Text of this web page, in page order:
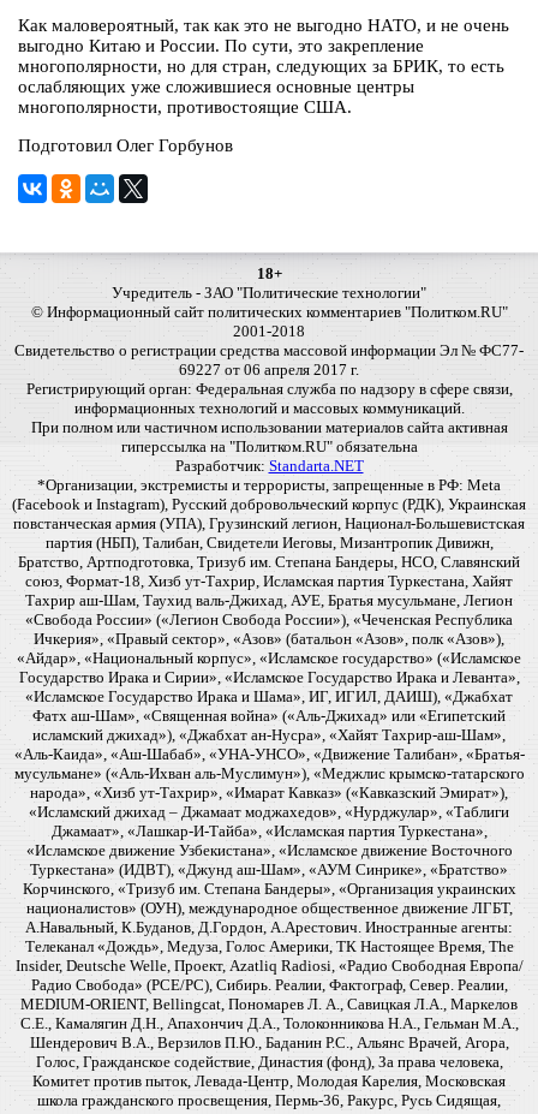
Как маловероятный, так как это не выгодно НАТО, и не очень
выгодно Китаю и России. По сути, это закрепление
многополярности, но для стран, следующих за БРИК, то есть
ослабляющих уже сложившиеся основные центры
многополярности, противостоящие США.
Подготовил Олег Горбунов
18+
Учредитель - ЗАО "Политические технологии"
© Информационный сайт политических комментариев "Политком.RU"
2001-2018
Свидетельство о регистрации средства массовой информации Эл № ФС77-
69227 от 06 апреля 2017 г.
Регистрирующий орган: Федеральная служба по надзору в сфере связи,
информационных технологий и массовых коммуникаций.
При полном или частичном использовании материалов сайта активная
гиперссылка на "Политком.RU" обязательна
Разработчик: Standarta.NET
*Организации, экстремисты и террористы, запрещенные в РФ: Meta
(Facebook и Instagram), Русский добровольческий корпус (РДК), Украинская
повстанческая армия (УПА), Грузинский легион, Национал-Большевистская
партия (НБП), Талибан, Свидетели Иеговы, Мизантропик Дивижн,
Братство, Артподготовка, Тризуб им. Степана Бандеры, НСО, Славянский
союз, Формат-18, Хизб ут-Тахрир, Исламская партия Туркестана, Хайят
Тахрир аш-Шам, Таухид валь-Джихад, АУЕ, Братья мусульмане, Легион
«Свобода России» («Легион Свобода России»), «Чеченская Республика
Ичкерия», «Правый сектор», «Азов» (батальон «Азов», полк «Азов»),
«Айдар», «Национальный корпус», «Исламское государство» («Исламское
Государство Ирака и Сирии», «Исламское Государство Ирака и Леванта»,
«Исламское Государство Ирака и Шама», ИГ, ИГИЛ, ДАИШ), «Джабхат
Фатх аш-Шам», «Священная война» («Аль-Джихад» или «Египетский
исламский джихад»), «Джабхат ан-Нусра», «Хайят Тахрир-аш-Шам»,
«Аль-Каида», «Аш-Шабаб», «УНА-УНСО», «Движение Талибан», «Братья-
мусульмане» («Аль-Ихван аль-Муслимун»), «Меджлис крымско-татарского
народа», «Хизб ут-Тахрир», «Имарат Кавказ» («Кавказский Эмират»),
«Исламский джихад – Джамаат моджахедов», «Нурджулар», «Таблиги
Джамаат», «Лашкар-И-Тайба», «Исламская партия Туркестана»,
«Исламское движение Узбекистана», «Исламское движение Восточного
Туркестана» (ИДВТ), «Джунд аш-Шам», «АУМ Синрике», «Братство»
Корчинского, «Тризуб им. Степана Бандеры», «Организация украинских
националистов» (ОУН), международное общественное движение ЛГБТ,
А.Навальный, К.Буданов, Д.Гордон, А.Арестович. Иностранные агенты:
Телеканал «Дождь», Медуза, Голос Америки, ТК Настоящее Время, The
Insider, Deutsche Welle, Проект, Azatliq Radiosi, «Радио Свободная Европа/
Радио Свобода» (PCE/PC), Сибирь. Реалии, Фактограф, Север. Реалии,
MEDIUM-ORIENT, Bellingcat, Пономарев Л. А., Савицкая Л.А., Маркелов
С.Е., Камалягин Д.Н., Апахончич Д.А., Толоконникова Н.А., Гельман М.А.,
Шендерович В.А., Верзилов П.Ю., Баданин Р.С., Альянс Врачей, Агора,
Голос, Гражданское содействие, Династия (фонд), За права человека,
Комитет против пыток, Левада-Центр, Молодая Карелия, Московская
школа гражданского просвещения, Пермь-36, Ракурс, Русь Сидящая,